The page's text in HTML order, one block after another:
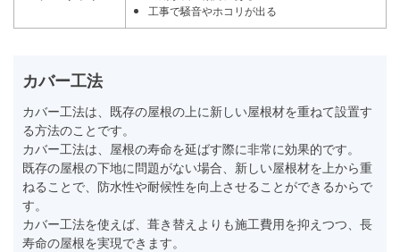
工事で騒音やホコリが出る
カバー工法
カバー工法は、既存の屋根の上に新しい屋根材を重ねて設置す
る方法のことです。
カバー工法は、屋根の寿命を延ばす際に非常に効果的です。
既存の屋根の下地に問題がない場合、新しい屋根材を上から重
ねることで、防水性や耐候性を向上させることができるからで
す。
カバー工法を使えば、葺き替えよりも施工費用を抑えつつ、長
寿命の屋根を実現できます。